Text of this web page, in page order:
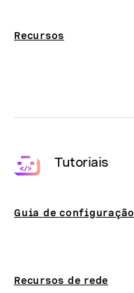
Recursos
Tutoriais
Guia de configuração
Recursos de rede